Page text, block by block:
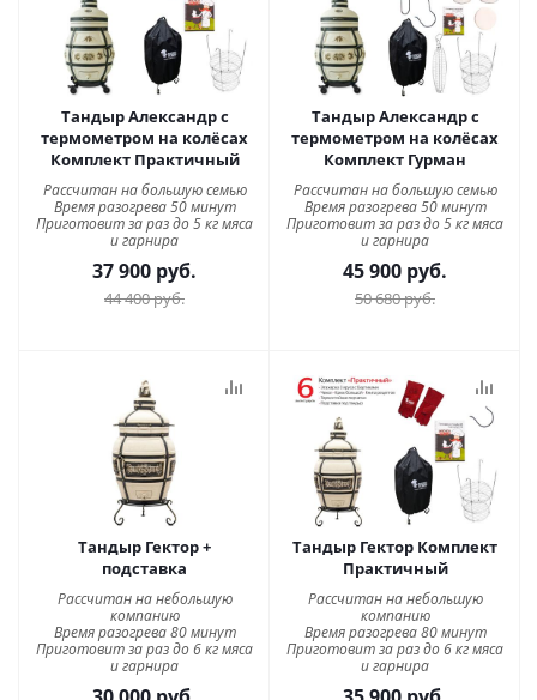
Тандыр Александр с
термометром на колёсах
Комплект Практичный
Рассчитан на большую семью
Время разогрева 50 минут
Приготовит за раз до 5 кг мяса
и гарнира
37 900 руб.
44 400руб.
Тандыр Александр с
термометром на колёсах
Комплект Гурман
Рассчитан на большую семью
Время разогрева 50 минут
Приготовит за раз до 5 кг мяса
и гарнира
45 900 руб.
50 680руб.
Тандыр Гектор +
подставка
Рассчитан на небольшую
компанию
Время разогрева 80 минут
Приготовит за раз до 6 кг мяса
и гарнира
Тандыр Гектор Комплект
Практичный
Рассчитан на небольшую
компанию
Время разогрева 80 минут
Приготовит за раз до 6 кг мяса
и гарнира